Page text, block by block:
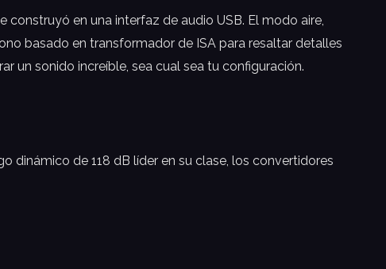
en una interfaz de audio USB. El modo aire,
basado en transformador de ISA para resaltar detalles
un sonido increíble, sea cual sea tu configuración.
dinámico de 118 dB líder en su clase, los convertidores